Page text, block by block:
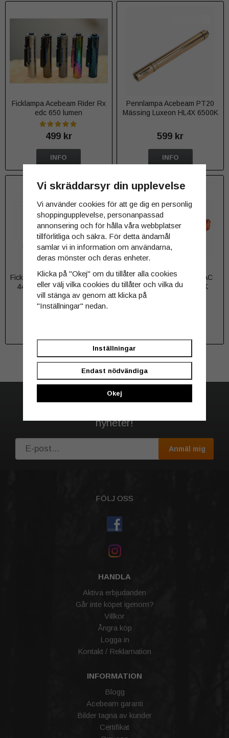
Ficklampa Acebeam Rider Rx
edc 650 lumen
499 kr
INFO
Pennlampa Acebeam PT20
Mässing Luxeon HL4X 6500K
599 kr
INFO
Ficklampa Klarus XT21X PRO
4400 LUMEN KOMPLETT
1 599 kr
Pennlampa Acebeam TAC
2AA 1600 lumen 6500K
Ta del av våra bästa erbjudanden &
nyheter!
Anmäl mig
FÖLJ OSS
HANDLA
Aktiva erbjudanden
Går inte köpet igenom?
Villkor
Ångra köp
Logga in
Kontakt / Reklamation
INFORMATION
Blogg
Acebeam garanti
Bilder tagna av kunder
Certifikat
Vi skräddarsyr din upplevelse
Vi använder cookies för att ge dig en personlig
shoppingupplevelse, personanpassad
annonsering och för hålla våra webbplatser
tillförlitliga och säkra. För detta ändamål
samlar vi in information om användarna,
deras mönster och deras enheter.
Klicka på "Okej" om du tillåter alla cookies
eller välj vilka cookies du tillåter och vilka du
vill stänga av genom att klicka på
"Inställningar" nedan.
Inställningar
Endast nödvändiga
Okej